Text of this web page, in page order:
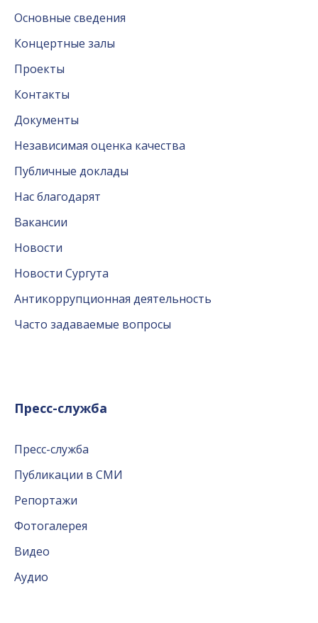
Основные сведения
Концертные залы
Проекты
Контакты
Документы
Независимая оценка качества
Публичные доклады
Нас благодарят
Вакансии
Новости
Новости Сургута
Антикоррупционная деятельность
Часто задаваемые вопросы
Пресс-служба
Пресс-служба
Публикации в СМИ
Репортажи
Фотогалерея
Видео
Аудио